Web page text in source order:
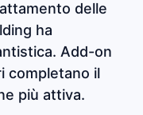
delle
ha
Add-on
completano il
più attiva.